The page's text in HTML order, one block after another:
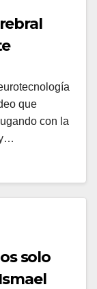
que
con la
solo